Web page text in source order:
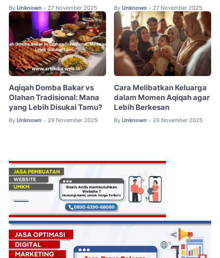
By Unknown • 27 November 2025 By Unknown • 27 November 2025
Aqiqah Domba Bakar vs
Olahan Tradisional: Mana
yang Lebih Disukai Tamu?
By Unknown • 29 November 2025
Cara Melibatkan Keluarga
dalam Momen Aqiqah agar
Lebih Berkesan
By Unknown • 26 November 2025